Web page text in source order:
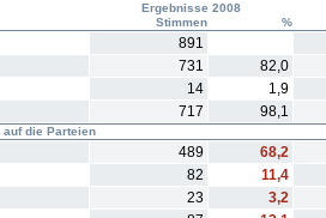
Ergebnisse 2008
Stimmen
%
891
731 82,0
14 1,9
717 98,1
auf die Parteien
489 68,2
82 11,4
23 3,2